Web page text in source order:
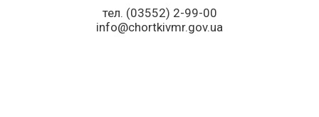
тел. (03552) 2-99-00
info@chortkivmr.gov.ua